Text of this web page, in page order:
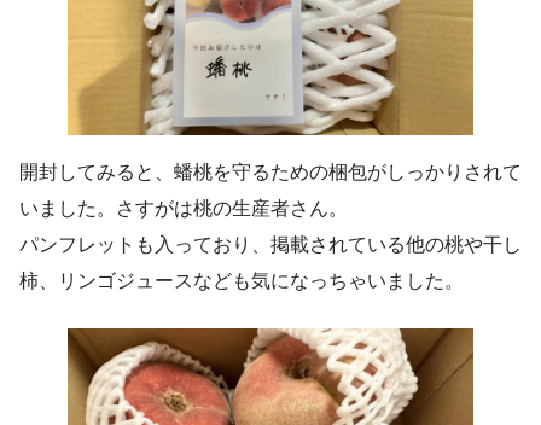
開封してみると、蟠桃を守るための梱包がしっかりされて
いました。さすがは桃の生産者さん。
パンフレットも入っており、掲載されている他の桃や干し
柿、リンゴジュースなども気になっちゃいました。